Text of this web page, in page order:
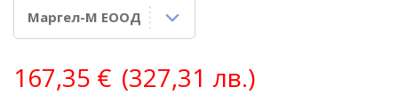
167,35 € (327,31 лв.)